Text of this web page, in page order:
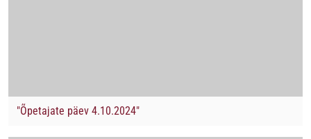
"Õpetajate päev 4.10.2024"